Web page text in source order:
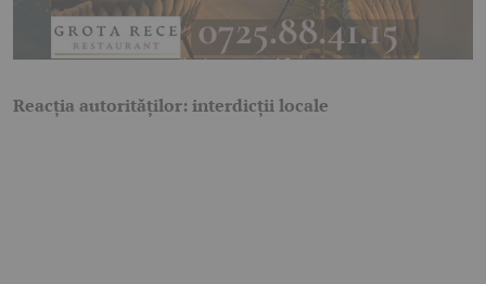
Reacția autorităților: interdicții locale